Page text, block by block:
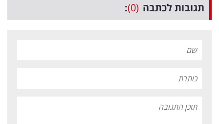
תגובות לכתבה (0)
: